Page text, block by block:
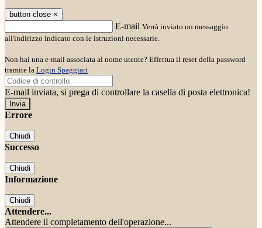
button close ×
E-mail Verrà inviato un messaggio
all'indirizzo indicato con le istruzioni necessarie.
Non hai una e-mail associata al nome utente? Effettua il reset della password
tramite la Login Spaggiari
E-mail inviata, si prega di controllare la casella di posta elettronica!
Errore
Chiudi
Successo
Chiudi
Informazione
Chiudi
Attendere...
Attendere il completamento dell'operazione...